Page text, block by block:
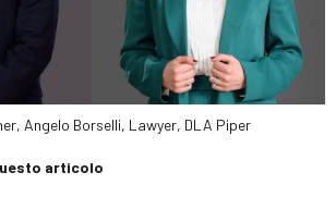
Angelo Borselli, Lawyer, DLA Piper
articolo